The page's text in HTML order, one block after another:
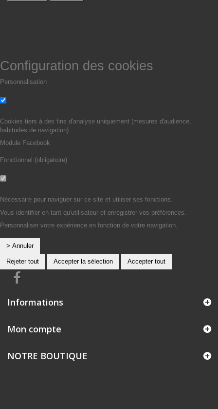
Configuration des cookies
Personnalisation
Cookies tiers à des fins d'analyse uniquement (mesures d'audience,
habitudes de navigation).
Module Facebook
Fonctionnel (obligatoire)
Nécessaire pour naviguer sur ce site et utiliser ses fonctions.
Vous identifier en tant qu'utilisateur et enregistrer vos préférences.
Personnaliser votre expérience en fonction de votre navigation.
> Annuler
Rejeter tout Accepter la sélection Accepter tout
Informations
Mon compte
NOTRE BOUTIQUE